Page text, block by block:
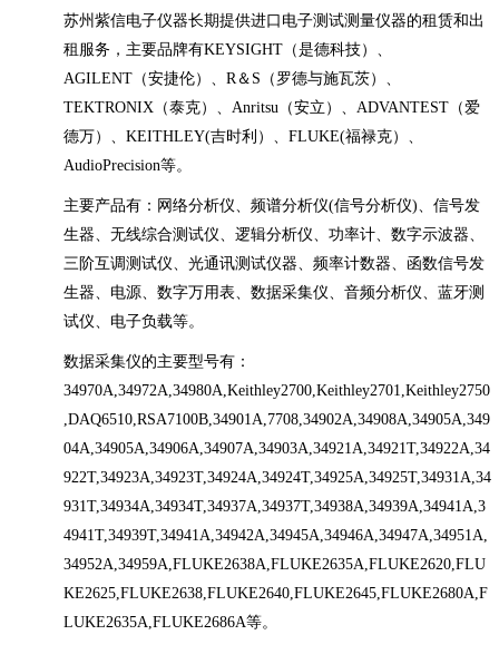
苏州紫信电子仪器长期提供进口电子测试测量仪器的租赁和出
租服务，主要品牌有KEYSIGHT（是德科技）、
AGILENT（安捷伦）、R＆S（罗德与施瓦茨）、
TEKTRONIX（泰克）、Anritsu（安立）、ADVANTEST（爱
德万）、KEITHLEY(吉时利）、FLUKE(福禄克）、
AudioPrecision等。
主要产品有：网络分析仪、频谱分析仪(信号分析仪)、信号发
生器、无线综合测试仪、逻辑分析仪、功率计、数字示波器、
三阶互调测试仪、光通讯测试仪器、频率计数器、函数信号发
生器、电源、数字万用表、数据采集仪、音频分析仪、蓝牙测
试仪、电子负载等。
数据采集仪的主要型号有：
34970A,34972A,34980A,Keithley2700,Keithley2701,Keithley2750
,DAQ6510,RSA7100B,34901A,7708,34902A,34908A,34905A,349
04A,34905A,34906A,34907A,34903A,34921A,34921T,34922A,34
922T,34923A,34923T,34924A,34924T,34925A,34925T,34931A,34
931T,34934A,34934T,34937A,34937T,34938A,34939A,34941A,3
4941T,34939T,34941A,34942A,34945A,34946A,34947A,34951A,
34952A,34959A,FLUKE2638A,FLUKE2635A,FLUKE2620,FLU
KE2625,FLUKE2638,FLUKE2640,FLUKE2645,FLUKE2680A,F
LUKE2635A,FLUKE2686A等。